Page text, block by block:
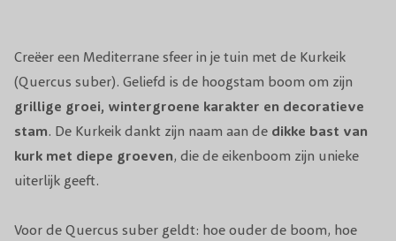
Creëer een Mediterrane sfeer in je tuin met de Kurkeik
(Quercus suber). Geliefd is de hoogstam boom om zijn
grillige groei, wintergroene karakter en decoratieve
stam. De Kurkeik dankt zijn naam aan de dikke bast van
kurk met diepe groeven, die de eikenboom zijn unieke
uiterlijk geeft.
Voor de Quercus suber geldt: hoe ouder de boom, hoe
Giftigheid Niet giftig
Grondsoort Alle
Groeisnelheid
Windbestendigheid Matig